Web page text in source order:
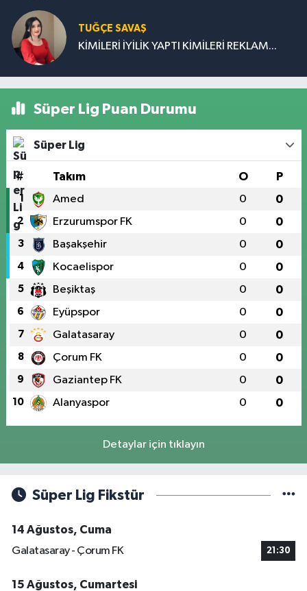
TUĞÇE SAVAŞ
KİMİLERİ İYİLİK YAPTI KİMİLERİ REKLAM...
Süper Lig Puan Durumu
Süper Lig
# Takım O P
1 Amed 0 0
2 Erzurumspor FK 0 0
3 Başakşehir 0 0
4 Kocaelispor 0 0
5 Beşiktaş 0 0
6 Eyüpspor 0 0
7 Galatasaray 0 0
8 Çorum FK 0 0
9 Gaziantep FK 0 0
10 Alanyaspor 0 0
Detaylar için tıklayın
Süper Lig Fikstür
14 Ağustos, Cuma
Galatasaray - Çorum FK
21:30
15 Ağustos, Cumartesi